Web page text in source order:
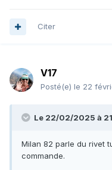
Citer
V17
Posté(e) le 22
Le 22/02/2025 à
Milan 82 parle du rivet
commande.